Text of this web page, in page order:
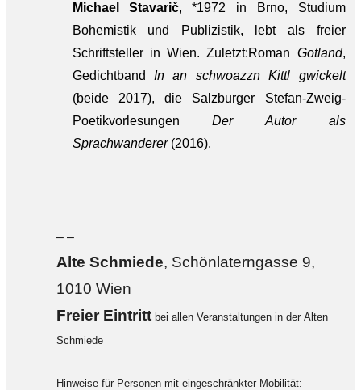
Michael Stavarič, *1972 in Brno, Studium
Bohemistik und Publizistik, lebt als freier
Schriftsteller in Wien. Zuletzt:Roman Gotland,
Gedichtband In an schwoazzn Kittl gwickelt
(beide 2017), die Salzburger Stefan-Zweig-
Poetikvorlesungen Der Autor als
Sprachwanderer(2016).
– –
Alte Schmiede, Schönlaterngasse 9,
1010 Wien
Freier Eintritt bei allen Veranstaltungen in der Alten
Schmiede
Hinweise für Personen mit eingeschränkter Mobilität: